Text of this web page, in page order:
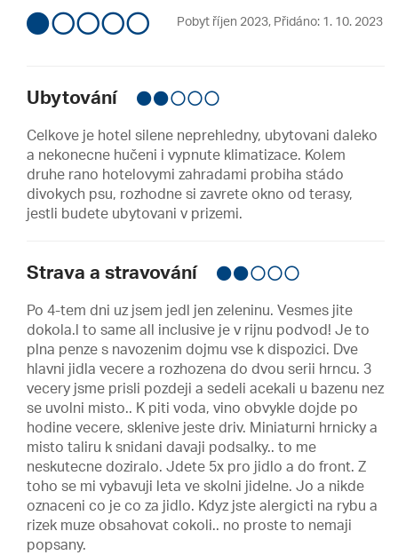
Pobyt říjen 2023, Přidáno: 1. 10. 2023
Ubytování
Celkove je hotel silene neprehledny, ubytovani daleko
a nekonecne hučeni i vypnute klimatizace. Kolem
druhe rano hotelovymi zahradami probiha stádo
divokych psu, rozhodne si zavrete okno od terasy,
jestli budete ubytovani v prizemi.
Strava a stravování
Po 4-tem dni uz jsem jedl jen zeleninu. Vesmes jite
dokola.l to same all inclusive je v rijnu podvod! Je to
plna penze s navozenim dojmu vse k dispozici. Dve
hlavni jidla vecere a rozhozena do dvou serii hrncu. 3
vecery jsme prisli pozdeji a sedeli acekali u bazenu nez
se uvolni misto.. K piti voda, vino obvykle dojde po
hodine vecere, sklenive jeste driv. Miniaturni hrnicky a
misto taliru k snidani davaji podsalky.. to me
neskutecne doziralo. Jdete 5x pro jidlo a do front. Z
toho se mi vybavuji leta ve skolni jidelne. Jo a nikde
oznaceni co je co za jidlo. Kdyz jste alergicti na rybu a
rizek muze obsahovat cokoli.. no proste to nemaji
popsany.